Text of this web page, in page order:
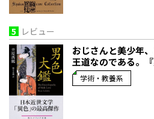
5 レビュー
おじさんと美少年
王道なのである。『
学術・教養系